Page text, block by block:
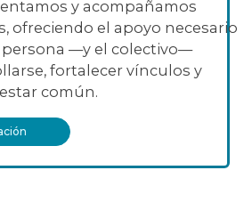
y acompañamos
ofreciendo el apoyo necesario
persona —y el colectivo—
fortalecer vínculos y
común.